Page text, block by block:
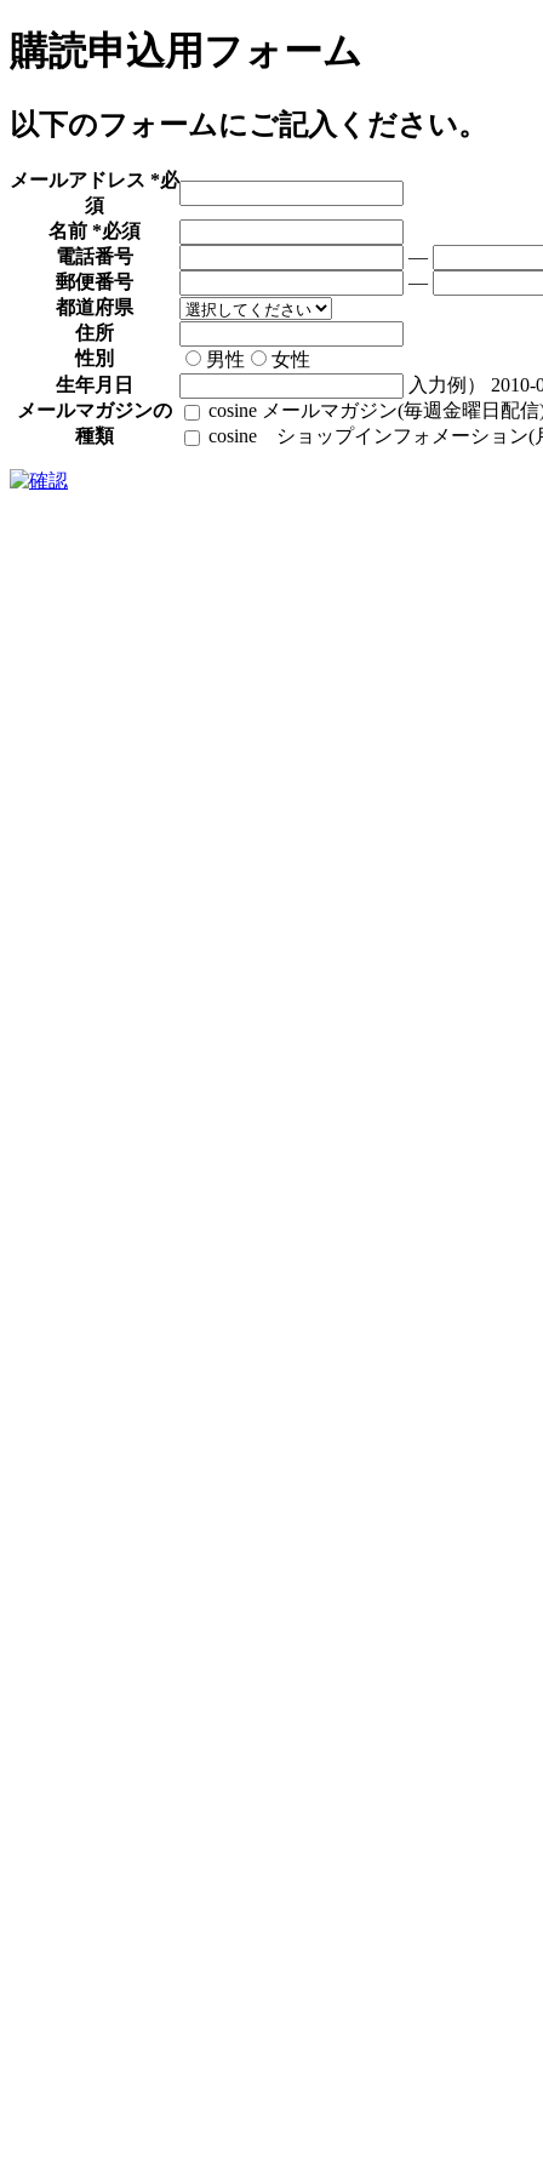
購読申込用フォーム
以下のフォームにご記入ください。
メールアドレス *必
須
名前 *必須
電話番号
―
郵便番号
―
都道府県
住所
性別
男性
女性
生年月日
入力例） 2010-
メールマガジンの
種類
cosine メールマガジン(毎週金曜日配信
cosine ショップインフォメーション(